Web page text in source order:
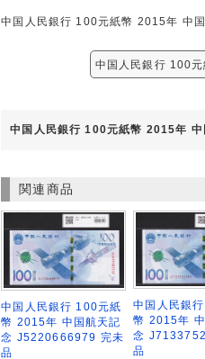
中国人民銀行 100元紙幣 2015年 中
中国人民銀行 100
中国人民銀行 100元紙幣 2015年
関連商品
中国人民銀行 100元紙
幣 2015年 中国航天記
念 J5220666979 完未
品
中国人民銀
幣 2015年
念
品